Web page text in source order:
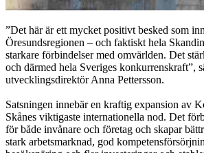
Det här är ett mycket positivt besked som
Öresundsregionen – och faktiskt hela
starkare förbindelser med omvärlden. Det
och därmed hela Sveriges konkurrenskraft ,
utvecklingsdirektör Anna Pettersson.
Satsningen innebär en kraftig expansion av
Skånes viktigaste internationella nod. Det
för både invånare och företag och skapar
stark arbetsmarknad, god